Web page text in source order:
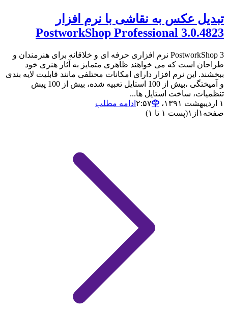
تبدیل عکس به نقاشی با نرم افزار
PostworkShop Professional 3.0.4823
PostworkShop 3 نرم افزاری حرفه ای و خلاقانه برای هنرمندان و
طراحان است که می خواهند ظاهری متمایز به آثار هنری خود
ببخشند. این نرم افزار دارای امکانات مختلفی مانند قابلیت لایه بندی
و آمیختگی ،بیش از 100 استایل تعبیه شده، بیش از 100 پیش
تنظمیات، ساخت استایل ها...
۱ اردیبهشت ۱۳۹۱،‏ ۲:۵۷
ادامه مطلب
صفحه ۱ از ۱(پست ۱ تا ۱)